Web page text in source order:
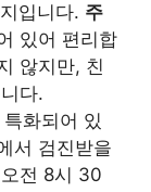
입니다. 주
있어 편리합
않지만, 친
다.
화되어 있
서 검진받을
전 8시 30